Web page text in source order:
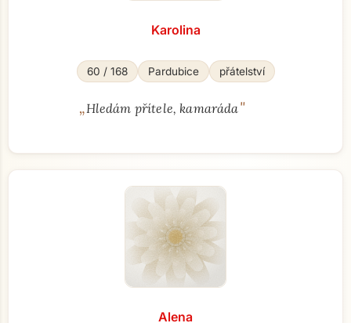
Karolina
60 / 168 Pardubice přátelství
„Hledám přítele, kamaráda"
Alena